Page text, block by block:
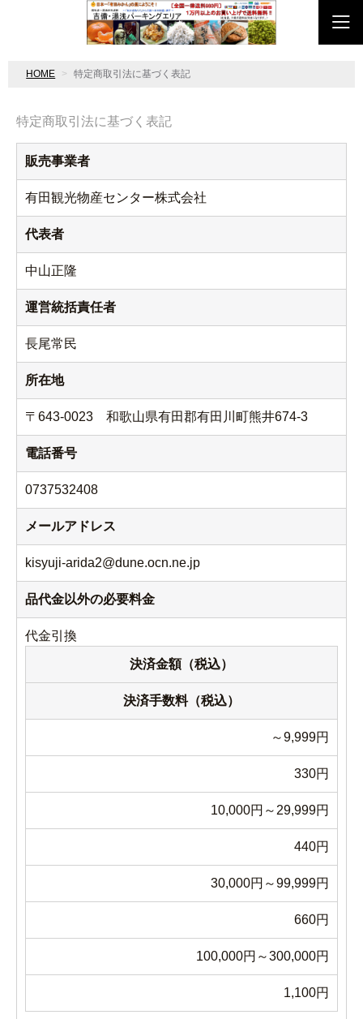
HOME 特定商取引法に基づく表記
特定商取引法に基づく表記
販売事業者
有田観光物産センター株式会社
代表者
中山正隆
運営統括責任者
長尾常民
所在地
〒643-0023 和歌山県有田郡有田川町熊井674-3
電話番号
0737532408
メールアドレス
kisyuji-arida2@dune.ocn.ne.jp
品代金以外の必要料金
代金引換
決済金額（税込）
決済手数料（税込）
～9,999円
330円
10,000円～29,999円
440円
30,000円～99,999円
660円
100,000円～300,000円
1,100円